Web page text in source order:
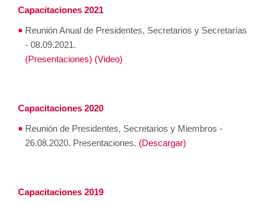
Capacitaciones 2021
Reunión Anual de Presidentes, Secretarios y Secretarías
- 08.09.2021.
(Presentaciones) (Video)
Capacitaciones 2020
Reunión de Presidentes, Secretarios y Miembros -
26.08.2020. Presentaciones. (Descargar)
Capacitaciones 2019